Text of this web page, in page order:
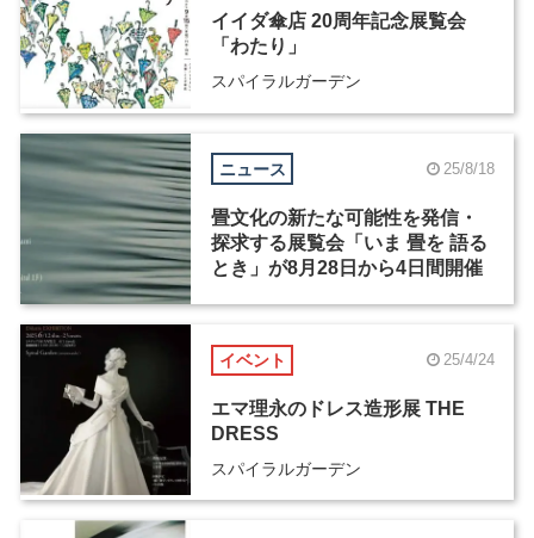
イイダ傘店 20周年記念展覧会
「わたり」
スパイラルガーデン
ニュース 25/8/18
畳文化の新たな可能性を発信・
探求する展覧会「いま 畳を 語る
とき」が8月28日から4日間開催
イベント 25/4/24
エマ理永のドレス造形展 THE
DRESS
スパイラルガーデン